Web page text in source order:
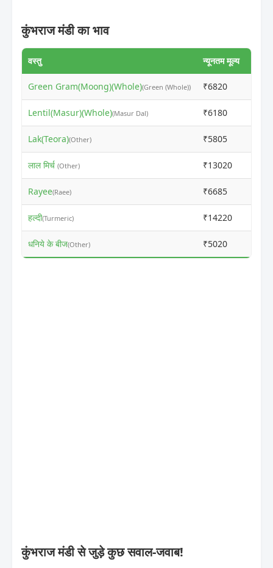
कुंभराज मंडी का भाव
वस्तु न्यूनतम मूल्य
Green Gram(Moong)(Whole)(Green (Whole)) ₹6820
Lentil(Masur)(Whole)(Masur Dal) ₹6180
Lak(Teora)(Other) ₹5805
लाल मिर्च (Other) ₹13020
Rayee(Raee) ₹6685
हल्दी(Turmeric) ₹14220
धनिये के बीज(Other) ₹5020
कुंभराज मंडी से जुड़े कुछ सवाल-जवाब!